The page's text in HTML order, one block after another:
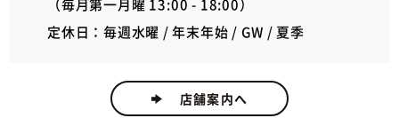
（毎月第一月曜 13:00 - 18:00）
定休日：毎週水曜 / 年末年始 / GW / 夏季
店舗案内へ